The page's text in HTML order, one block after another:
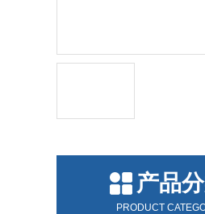
产品
PRODUCT